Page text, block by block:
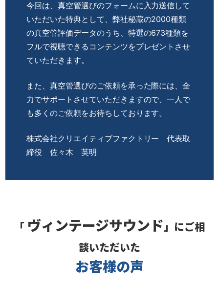
今回は、真空管選びのフォームに入力送信して
いただいた特典として、弊社秘蔵の2000種類
の真空管評価データのうち、特選の673種類を
フルで視聴できるコンテンツをプレゼントさせ
ていただきます。
また、真空管選びのご依頼を承った際には、全
力でサポートさせていただきますので、一人で
も多くのご依頼をお待ちしております。
株式会社クリエイティブファクトリー 代表取
締役 佐々木 英明
「 ヴィンテージサウンド」にご相
談いただいた
お客様の声